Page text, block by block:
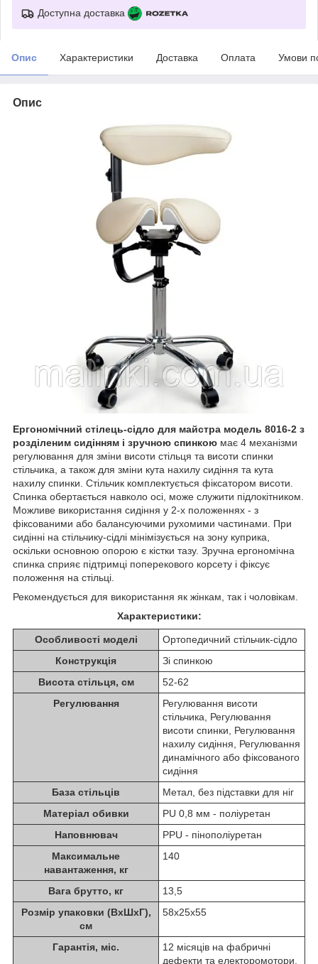
Доступна доставка
Опис Характеристики Доставка Оплата Умови
Опис
Ергономічний стілець-сідло для майстра модель 8016-2 з
розділеним сидінням і зручною спинкою має 4 механізми
регулювання для зміни висоти стільця та висоти спинки
стільчика, а також для зміни кута нахилу сидіння та кута
нахилу спинки. Стільчик комплектується фіксатором висоти.
Спинка обертається навколо осі, може служити підлокітником.
Можливе використання сидіння у 2-х положеннях - з
фіксованими або балансуючими рухомими частинами. При
сидінні на стільчику-сідлі мінімізується на зону куприка,
оскільки основною опорою є кістки тазу. Зручна ергономічна
спинка сприяє підтримці поперекового корсету і фіксує
положення на стільці.
Рекомендується для використання як жінкам, так і чоловікам.
Характеристики:
Особливості моделі
Ортопедичний стільчик-сідло
Конструкція
Зі спинкою
Висота стільця, см
52-62
Регулювання
Регулювання висоти
стільчика, Регулювання
висоти спинки, Регулювання
нахилу сидіння, Регулювання
динамічного або фіксованого
сидіння
База стільців
Метал, без підставки для ніг
Матеріал обивки
PU 0,8 мм - поліуретан
Наповнювач
PPU - пінополіуретан
Максимальне
навантаження, кг
140
Вага брутто, кг
13,5
Розмір упаковки (ВхШхГ),
см
58х25х55
Гарантія, міс.
12 місяців на фабричні
дефекти та електоромотори.